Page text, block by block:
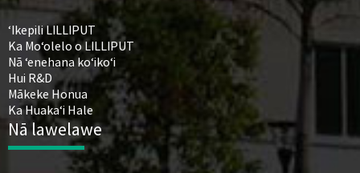
ʻIkepili LILLIPUT
Ka Moʻolelo o LILLIPUT
Nā ʻenehana koʻikoʻi
Hui R&D
Mākeke Honua
Ka Huakaʻi Hale
Nā lawelawe